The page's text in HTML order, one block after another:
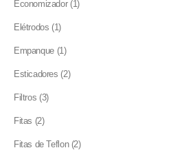
Economizador 11
Elétrodos 11
Empanque 11
Esticadores 22
Filtros 33
Fitas 22
Fitas de Teflon 22